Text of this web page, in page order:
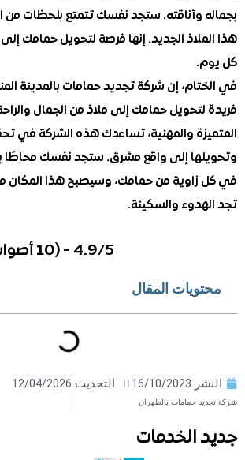
وأناقته. ستجد نفسك تتمتع بلحظات من
الجديد. إنها فرصة لتحويل حمامك إلى قصر
إن شركة تجديد حمامات بالمدينة المنورة
حمامك إلى ملاذ من الجمال والراحة، من
والمهنية، تساعدك هذه الشركة في تحقيق
إلى واقع مشرق. ستجد نفسك محاطًا بالفخامة
من حمامك، وسيصبح هذا المكان ملاذك
والسكينة.
المقال
16/10/2023 التحديث 12/04/2026
حمامات بالظهران شركة
الخدمات